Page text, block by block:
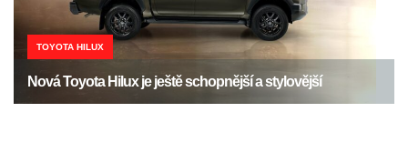
TOYOTA HILUX
Nová Toyota Hilux je ještě schopnější a stylovější